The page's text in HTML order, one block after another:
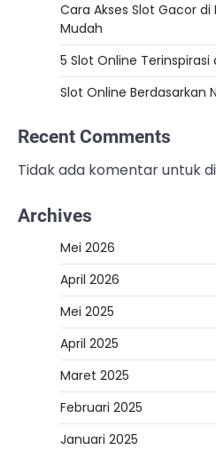
Cara Akses Slot Gacor
Mudah
5 Slot Online Terinspirasi
Slot Online Berdasarkan
Recent Comments
Tidak ada komentar untuk
Archives
Mei 2026
April 2026
Mei 2025
April 2025
Maret 2025
Februari 2025
Januari 2025